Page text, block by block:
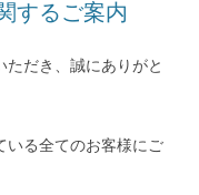
するご案内
ただき、誠にありがと
いる全てのお客様にご